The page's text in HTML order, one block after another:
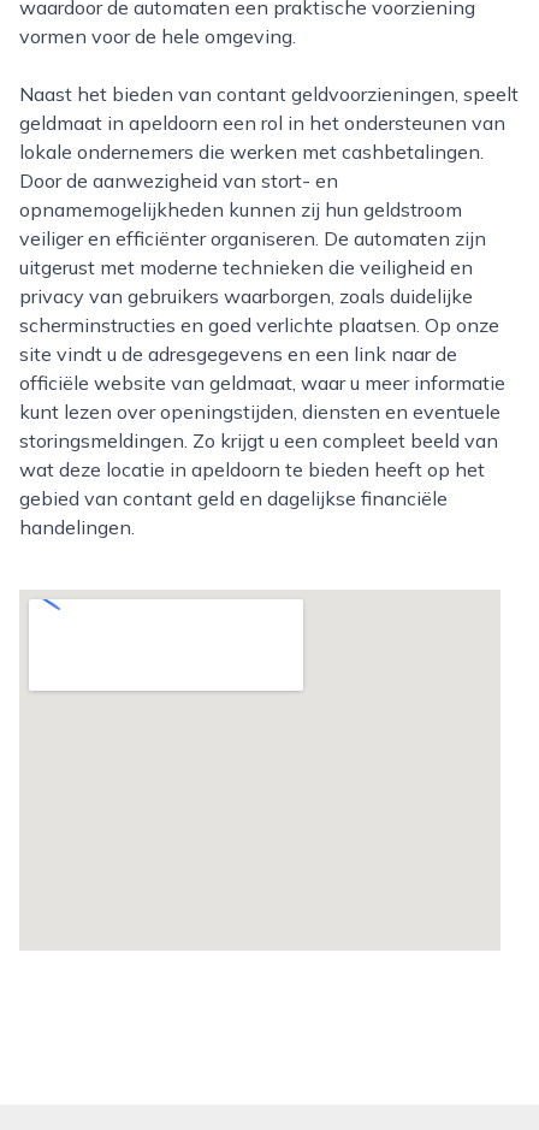
waardoor de automaten een praktische voorziening
vormen voor de hele omgeving.
Naast het bieden van contant geldvoorzieningen, speelt
geldmaat in apeldoorn een rol in het ondersteunen van
lokale ondernemers die werken met cashbetalingen.
Door de aanwezigheid van stort- en
opnamemogelijkheden kunnen zij hun geldstroom
veiliger en efficiënter organiseren. De automaten zijn
uitgerust met moderne technieken die veiligheid en
privacy van gebruikers waarborgen, zoals duidelijke
scherminstructies en goed verlichte plaatsen. Op onze
site vindt u de adresgegevens en een link naar de
officiële website van geldmaat, waar u meer informatie
kunt lezen over openingstijden, diensten en eventuele
storingsmeldingen. Zo krijgt u een compleet beeld van
wat deze locatie in apeldoorn te bieden heeft op het
gebied van contant geld en dagelijkse financiële
handelingen.